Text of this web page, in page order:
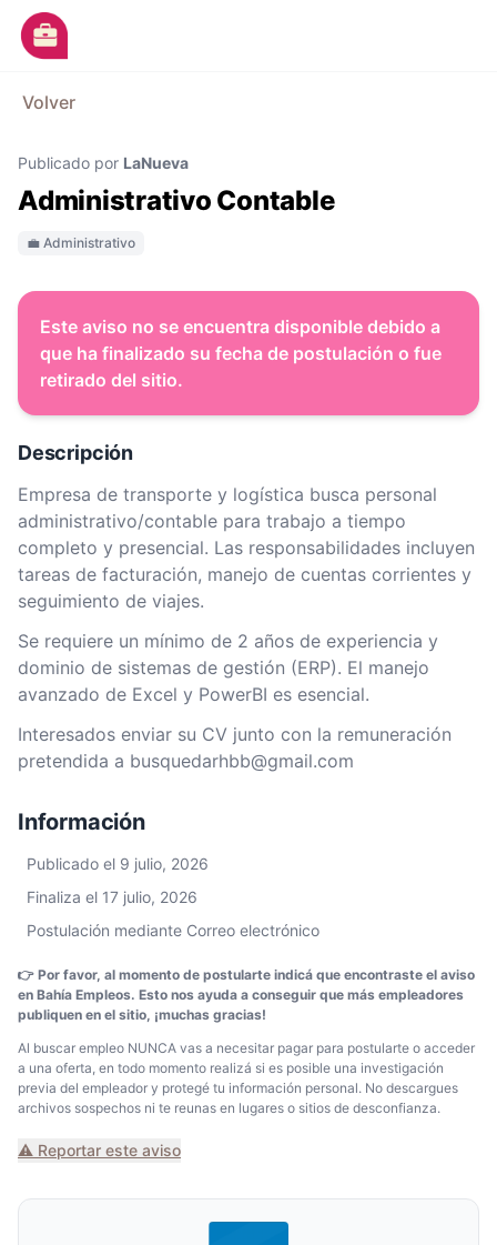
Ir al contenido principal
Categorías
Empresas
Blog
Dejá tu CV
Volver
Publicado por LaNueva
Administrativo Contable
💼 Administrativo
Este aviso no se encuentra disponible debido a
que ha finalizado su fecha de postulación o fue
retirado del sitio.
Descripción
Empresa de transporte y logística busca personal
administrativo/contable para trabajo a tiempo
completo y presencial. Las responsabilidades incluyen
tareas de facturación, manejo de cuentas corrientes y
seguimiento de viajes.
Se requiere un mínimo de 2 años de experiencia y
dominio de sistemas de gestión (ERP). El manejo
avanzado de Excel y PowerBI es esencial.
Interesados enviar su CV junto con la remuneración
pretendida a busquedarhbb@gmail.com
Información
Publicado el 9 julio, 2026
Finaliza el 17 julio, 2026
Postulación mediante Correo electrónico
👉 Por favor, al momento de postularte indicá que encontraste el aviso
en Bahía Empleos. Esto nos ayuda a conseguir que más empleadores
publiquen en el sitio, ¡muchas gracias!
Al buscar empleo NUNCA vas a necesitar pagar para postularte o acceder
a una oferta, en todo momento realizá si es posible una investigación
previa del empleador y protegé tu información personal. No descargues
archivos sospechos ni te reunas en lugares o sitios de desconfianza.
⚠️ Reportar este aviso